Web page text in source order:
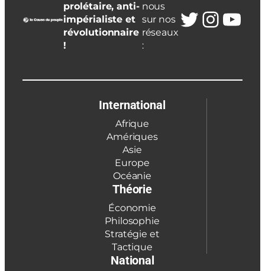
prolétaire, anti-
impérialiste et
révolutionnaire
!
nous
sur nos
réseaux
:
Twitter
International
Afrique
Amériques
Asie
Europe
Océanie
Théorie
Économie
Philosophie
Stratégie et
Tactique
National